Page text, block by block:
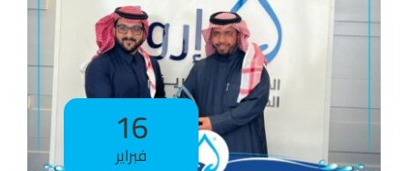
16
فبراير